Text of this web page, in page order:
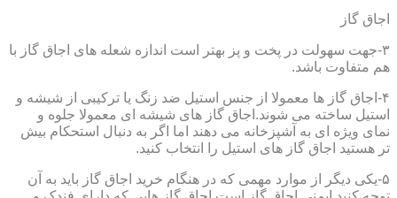
اجاق گاز
۳-جهت سهولت در پخت و پز بهتر است اندازه شعله های اجاق گاز با
هم متفاوت باشد.
۴-اجاق گاز ها معمولا از جنس استیل ضد زنگ یا ترکیبی از شیشه و
استیل ساخته می شوند.اجاق گاز های شیشه ای معمولا جلوه و
نمای ویژه ای به آشپزخانه می دهند اما اگر به دنبال استحکام بیش
تر هستید اجاق گاز های استیل را انتخاب کنید.
۵-یکی دیگر از موارد مهمی که در هنگام خرید اجاق گاز باید به آن